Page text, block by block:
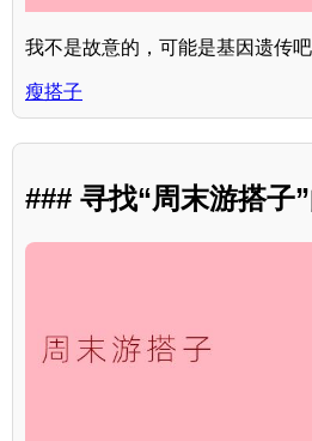
我不是故意的，可能是基因遗传吧
瘦搭子
### 寻找“周末游搭子